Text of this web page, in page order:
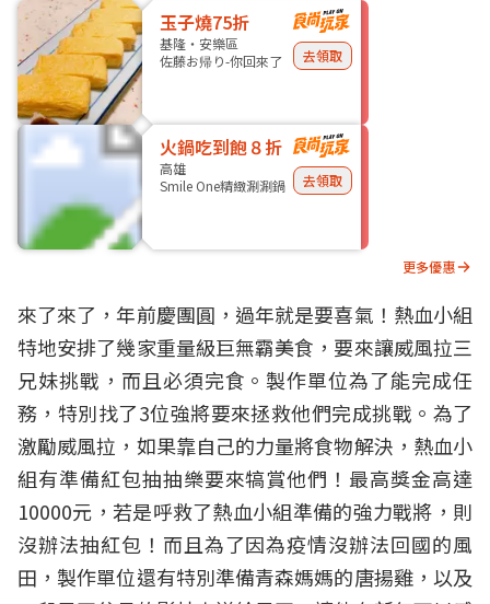
玉子燒75折
基隆・安樂區
佐藤お帰り-你回來了
去領取
火鍋吃到飽８折
高雄
Smile One精緻涮涮鍋
去領取
更多優惠
來了來了，年前慶團圓，過年就是要喜氣！熱血小組
特地安排了幾家重量級巨無霸美食，要來讓威風拉三
兄妹挑戰，而且必須完食。製作單位為了能完成任
務，特別找了3位強將要來拯救他們完成挑戰。為了
激勵威風拉，如果靠自己的力量將食物解決，熱血小
組有準備紅包抽抽樂要來犒賞他們！最高獎金高達
10000元，若是呼救了熱血小組準備的強力戰將，則
沒辦法抽紅包！而且為了因為疫情沒辦法回國的風
田，製作單位還有特別準備青森媽媽的唐揚雞，以及